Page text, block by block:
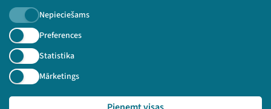
Nepieciešams
Preferences
Statistika
Mārketings
Piesakies jaunumiem!
Nepalaid garām aktuālāko informāciju!